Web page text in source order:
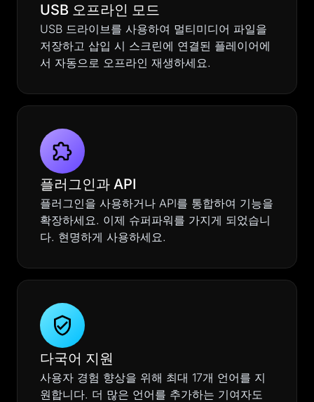
USB 오프라인 모드
USB 드라이브를 사용하여 멀티미디어 파일을
저장하고 삽입 시 스크린에 연결된 플레이어에
서 자동으로 오프라인 재생하세요.
플러그인과 API
플러그인을 사용하거나 API를 통합하여 기능을
확장하세요. 이제 슈퍼파워를 가지게 되었습니
다. 현명하게 사용하세요.
다국어 지원
사용자 경험 향상을 위해 최대 17개 언어를 지
원합니다. 더 많은 언어를 추가하는 기여자도